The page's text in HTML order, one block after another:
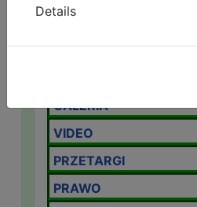
GÓRSKIE SCHRONISKA
GALERIA
VIDEO
PRZETARGI
PRAWO
Details